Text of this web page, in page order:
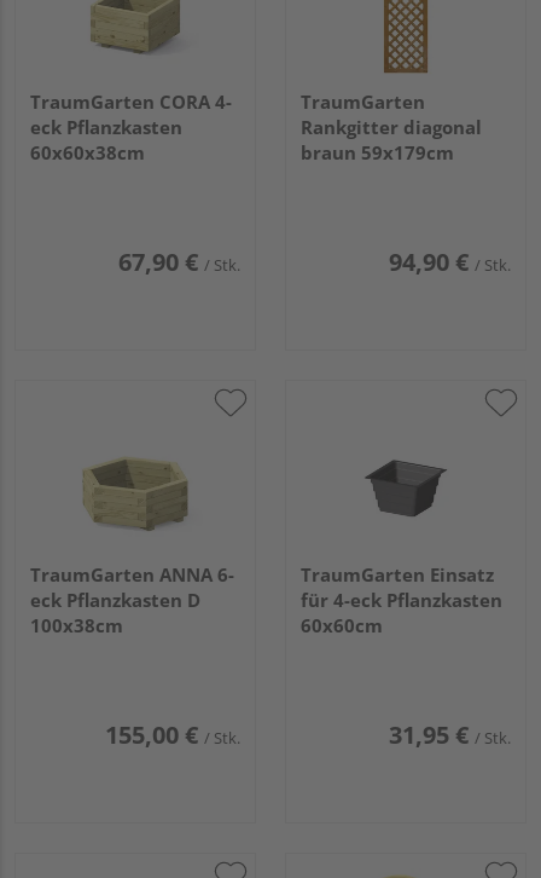
TraumGarten CORA 4-
eck Pflanzkasten
60x60x38cm
67,90 € / Stk.
TraumGarten
Rankgitter diagonal
braun 59x179cm
94,90 € / Stk.
TraumGarten ANNA 6-
eck Pflanzkasten D
100x38cm
155,00 € / Stk.
TraumGarten Einsatz
für 4-eck Pflanzkasten
60x60cm
31,95 € / Stk.